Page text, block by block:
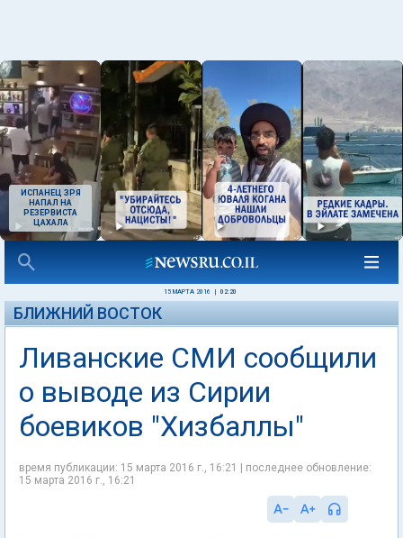
ИСПАНЕЦ ЗРЯ
НАПАЛ НА
РЕЗЕРВИСТА
ЦАХАЛА
15 МАРТА 2016 02:20
БЛИЖНИЙ ВОСТОК
Ливанские СМИ сообщили
о выводе из Сирии
боевиков "Хизбаллы"
время публикации: 15 марта 2016 г., 16:21 | последнее обновление:
15 марта 2016 г., 16:21